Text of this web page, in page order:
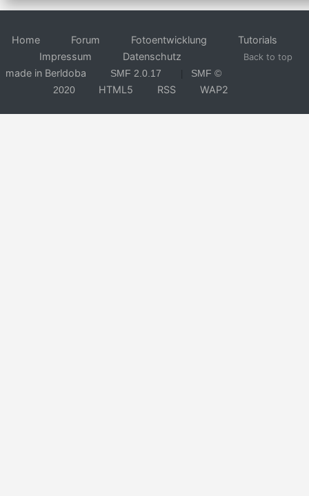
Home Forum Fotoentwicklung
Tutorials
Impressum
Datenschutz Back to top
made in Berldoba SMF 2.0.17
SMF ©
2020
HTML5 RSS WAP2